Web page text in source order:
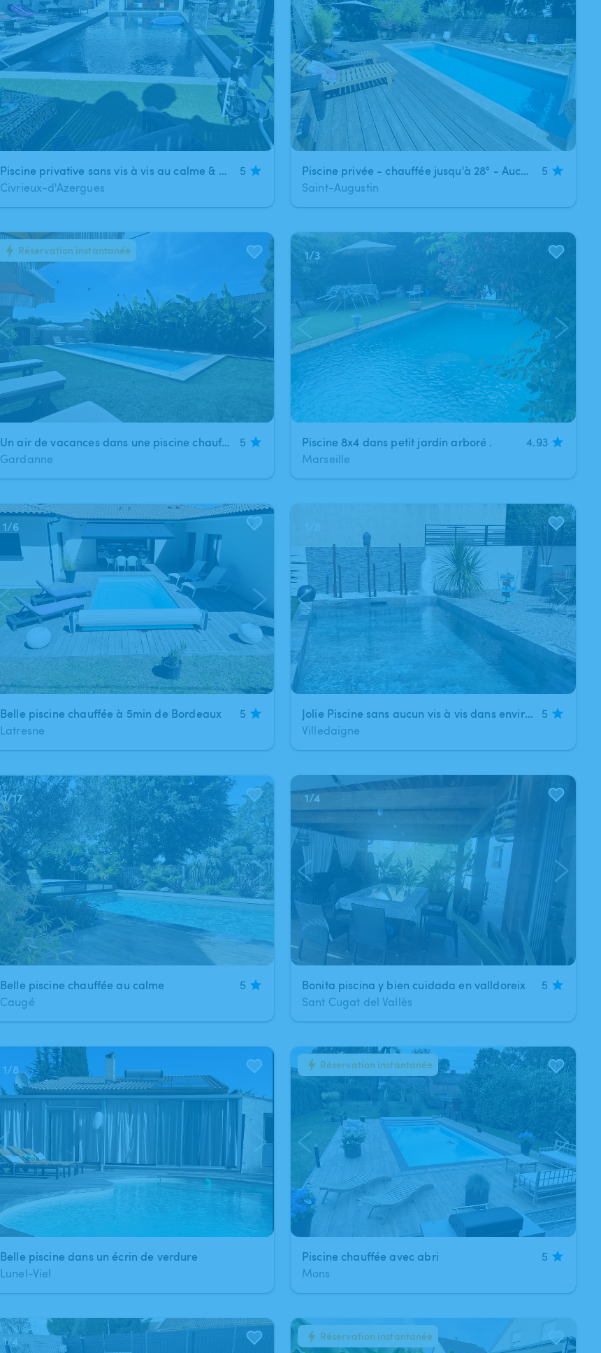
Piscine privative sans vis à vis au calme & Baignade nocturne
5
Civrieux-d'Azergues
Piscine privée - chauffée jusqu'à 28° - Aucun vis-à-vis
5
Saint-Augustin
1/5
Un air de vacances dans une piscine chauffée 🌞
5
Gardanne
Réservation instantanée 1/3
Piscine 8x4 dans petit jardin arboré .
4.93
Marseille
1/6
Belle piscine chauffée à 5min de Bordeaux
5
Latresne
8
Jolie Piscine sans aucun vis à vis dans environnement très calme et intimiste
5
Villedaigne
1/17
Belle piscine chauffée au calme
5
Caugé
1/4
Bonita piscina y bien cuidada en valldoreix
5
Sant Cugat del Vallès
1/8
Belle piscine dans un écrin de verdure
Lunel-Viel
1/11
Piscine chauffée avec abri
5
Mons
Réservation instantanée
1/4 1/11Réservation instantanée